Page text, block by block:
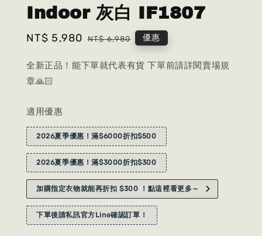
Indoor 灰白 IF1807
Sale
NT$ 5,980 Regular
NT$ 6,980 優惠
全新正品！能下單就代表有貨 下單前請詳閱賣場規
章🙏🏻
適用優惠
2026夏季優惠！滿$6000折扣$500
2026夏季優惠！滿$3000折扣$300
加購指定衣物就能再折扣 $300 ！點這裡看更多～
下單後請私訊官方Line確認訂單！